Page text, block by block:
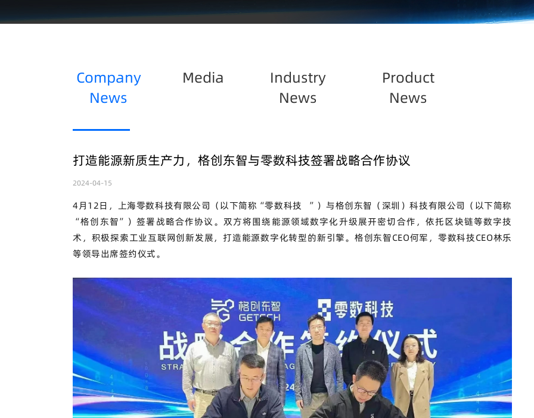
Company
News
Media
Industry
News
Product
News
打造能源新质生产力，格创东智与零数科技签署战略合作协议
2024-04-15
4月12日，上海零数科技有限公司（以下简称 “零数科技 ”） 与格创东智（深圳）科技有限公司（以下简称
“格创东智” ）签署战略合作协议。双方将围绕能源领域数字化升级展开密切合作，依托区块链等数字技
术，积极探索工业互联网创新发展，打造能源数字化转型的新引擎。格创东智CEO何军，零数科技CEO林乐
等领导出席签约仪式。